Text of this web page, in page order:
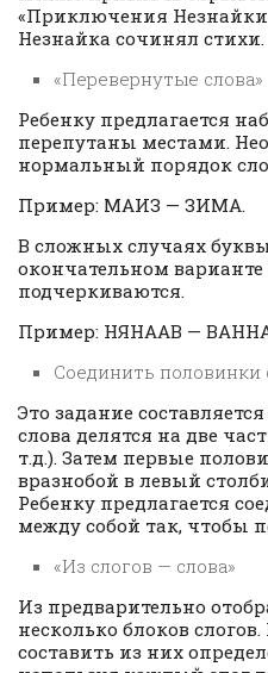
«Приключения Незнайки
Незнайка сочинял стихи.
«Перевернутые слова»
Ребенку предлагается
перепутаны местами.
нормальный порядок
Пример: МАИЗ — ЗИМА.
В сложных случаях
окончательном
подчеркиваются.
Пример: НЯНААВ —
Соединить половинки
Это задание
слова делятся на две
т.д.). Затем первые
вразнобой в левый
Ребенку предлагается
между собой так, чтобы
«Из слогов — слова»
Из предварительно
несколько блоков
составить из них